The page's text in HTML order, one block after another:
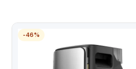
-46%